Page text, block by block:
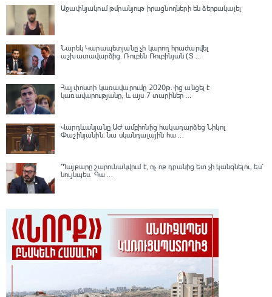
Աջափնյակում թմրանյութ իրացնողների են ձերբակալել
Նարեկ Կարապետյանը չի կարող հրաժարվել
աշխատավարձից. Ռուբեն Ռուբինյան (Տ ...
Հայփոստի կառավարումը 2020թ.-ից անցել է
կառավարությանը, և այս 7 տարիներ ...
Վարդևանյանը ԱԺ ամբիոնից հակադարձեց Նիկոլ
Փաշինյանին․ նա սկանդալային հա ...
Պայքարը շարունակվում է, ոչ ոք դրանից ետ չի կանգնելու, ես՝
նույնպես․ Գա ...